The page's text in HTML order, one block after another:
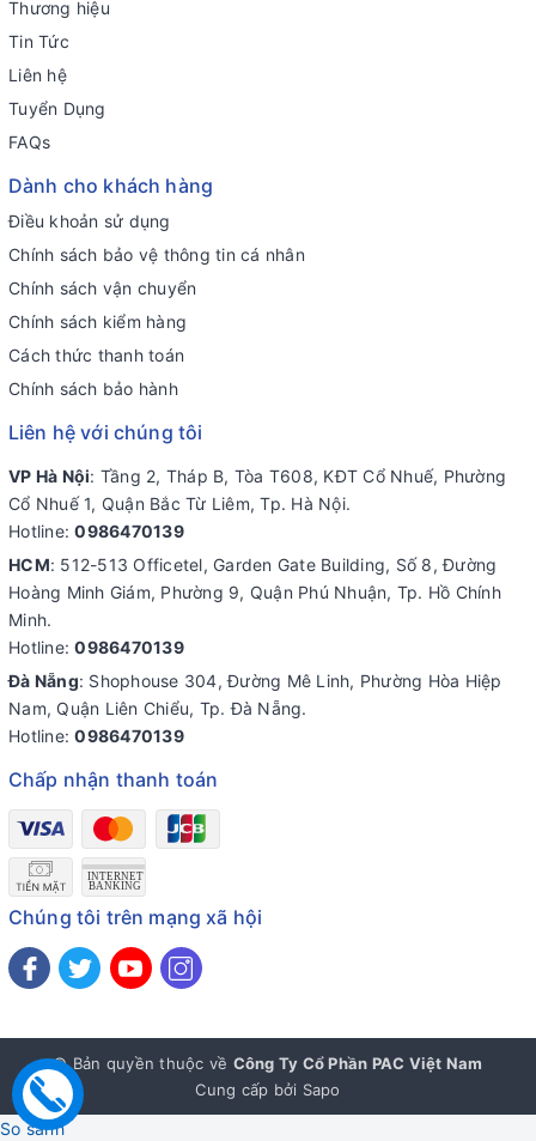
Thương hiệu
Tin Tức
Liên hệ
Tuyển Dụng
FAQs
Dành cho khách hàng
Điều khoản sử dụng
Chính sách bảo vệ thông tin cá nhân
Chính sách vận chuyển
Chính sách kiểm hàng
Cách thức thanh toán
Chính sách bảo hành
Liên hệ với chúng tôi
VP Hà Nội: Tầng 2, Tháp B, Tòa T608, KĐT Cổ Nhuế, Phường
Cổ Nhuế 1, Quận Bắc Từ Liêm, Tp. Hà Nội.
Hotline:0986470139
HCM: 512-513 Officetel, Garden Gate Building, Số 8, Đường
Hoàng Minh Giám, Phường 9, Quận Phú Nhuận, Tp. Hồ Chính
Minh.
Hotline:0986470139
Đà Nẵng: Shophouse 304, Đường Mê Linh, Phường Hòa Hiệp
Nam, Quận Liên Chiểu, Tp. Đà Nẵng.
Hotline:0986470139
Chấp nhận thanh toán
Chúng tôi trên mạng xã hội
© Bản quyền thuộc về Công Ty Cổ Phần PAC Việt Nam
Cung cấp bởi Sapo
So sánh